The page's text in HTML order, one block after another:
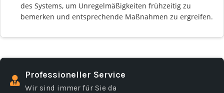
des Systems, um Unregelmäßigkeiten frühzeitig zu
bemerken und entsprechende Maßnahmen zu ergreifen.
Professioneller Service
Wir sind immer für Sie da